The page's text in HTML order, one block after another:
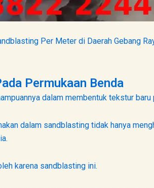
Per Meter di Daerah Gebang
Permukaan Benda
dalam membentuk tekstur
dalam sandblasting tidak hanya
karena sandblasting ini.